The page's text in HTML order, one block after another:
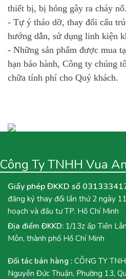
thiết bị, bị hỏng gây ra cháy nổ.
- Tự ý tháo dỡ, thay đổi cấu
hướng dẫn, sử dụng linh kiện
- Những sản phẩm được mua
hạn bảo hành, Công ty chúng
chữa tính phí cho Quý khách.
Công Ty TNHH Vua
Giấy phép ĐKKD số
đăng ký thay đổi lần thứ 2 ngày
hoạch và đầu tư TP. Hồ Chí Minh
Địa điểm ĐKKD: 1/13z ấp Tiền
Môn, thành phố Hồ Chí Minh
Đối tác bán hàng : CÔNG TY
Nguyễn Đức Thuận, Phường 13,